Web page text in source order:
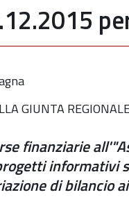
GIUNTA
finanziarie
informativi
di bilancio